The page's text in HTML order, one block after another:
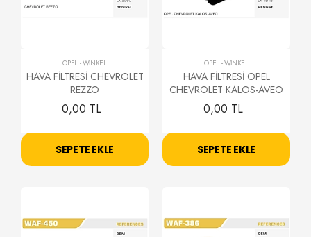
OPEL-WİNKEL
HAVA FİLTRESİ CHEVROLET
REZZO
0,00 TL
SEPETE EKLE
OPEL-WİNKEL
HAVA FİLTRESİ OPEL
CHEVROLET KALOS-AVEO
0,00 TL
SEPETE EKLE